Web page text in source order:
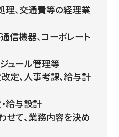
理、交通費等の経理業
信機器、コーポレート
ュール管理等
定、人事考課、給与計
給与設計
て、業務内容を決め